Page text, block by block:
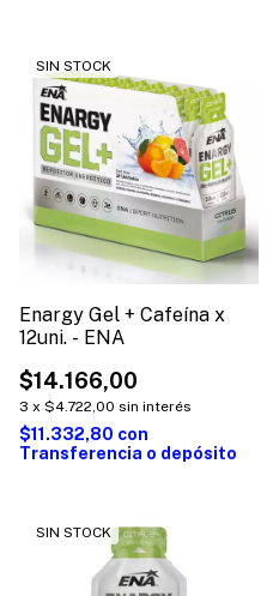
SIN STOCK
Enargy Gel + Cafeína x
12uni. - ENA
$14.166,00
3 x $4.722,00 sin interés
$11.332,80 con
Transferencia o depósito
SIN STOCK